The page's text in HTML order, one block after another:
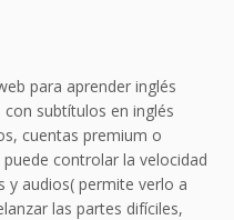
para aprender inglés
subtítulos en inglés
cuentas premium o
controlar la velocidad
audios( permite verlo a
las partes difíciles,